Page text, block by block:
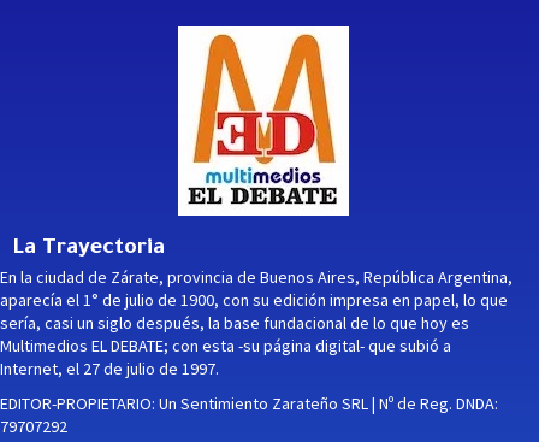
La Trayectoria
En la ciudad de Zárate, provincia de Buenos Aires, República Argentina,
aparecía el 1° de julio de 1900, con su edición impresa en papel, lo que
sería, casi un siglo después, la base fundacional de lo que hoy es
Multimedios EL DEBATE; con esta -su página digital- que subió a
Internet, el 27 de julio de 1997.
EDITOR-PROPIETARIO: Un Sentimiento Zarateño SRL | Nº de Reg. DNDA:
79707292